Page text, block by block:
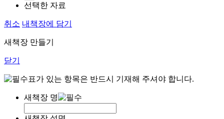
선택한 자료
취소 내책장에 담기
새책장 만들기
닫기
표가 있는 항목은 반드시 기재해 주셔야 합니다.
새책장 명